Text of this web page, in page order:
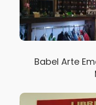
Babel Arte